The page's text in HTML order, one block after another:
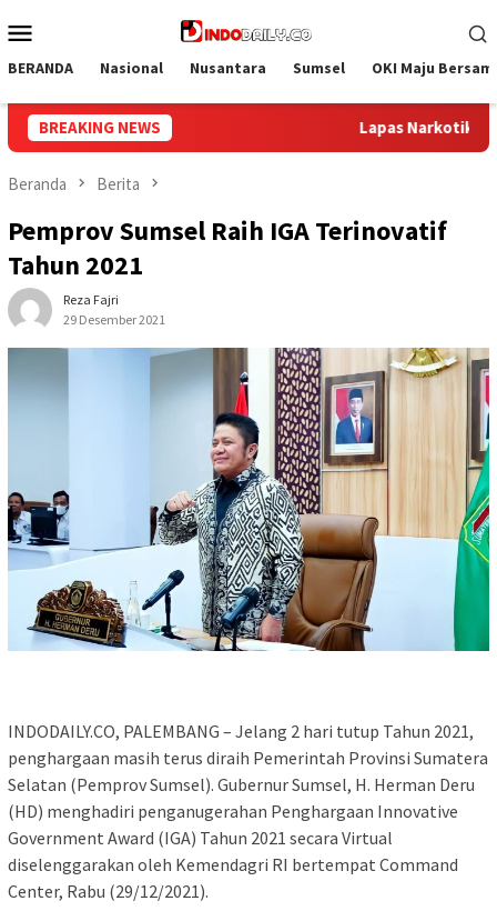
ke
Mobile
BERANDA Nasional Nusantara Sumsel OKI Maju
BREAKING NEWS
Narkotika Muara Beliti dan Kemenag Musi Rawas Perkuat
Beranda Berita
Pemprov Sumsel Raih IGA Terinovatif
Tahun 2021
Reza Fajri
29 Desember 2021
INDODAILY.CO, PALEMBANG – Jelang 2 hari tutup Tahun 2021,
penghargaan masih terus diraih Pemerintah Provinsi Sumatera
Selatan (Pemprov Sumsel). Gubernur Sumsel, H. Herman Deru
(HD) menghadiri penganugerahan Penghargaan Innovative
Government Award (IGA) Tahun 2021 secara Virtual
diselenggarakan oleh Kemendagri RI bertempat Command
Center, Rabu (29/12/2021).